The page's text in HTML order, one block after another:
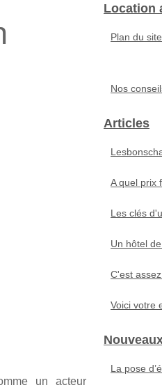
un acteur
Location
Plan du site
Nos
Articles
A quel prix
Les clés
Un hôtel
C'est assez
Voici votre
La pose